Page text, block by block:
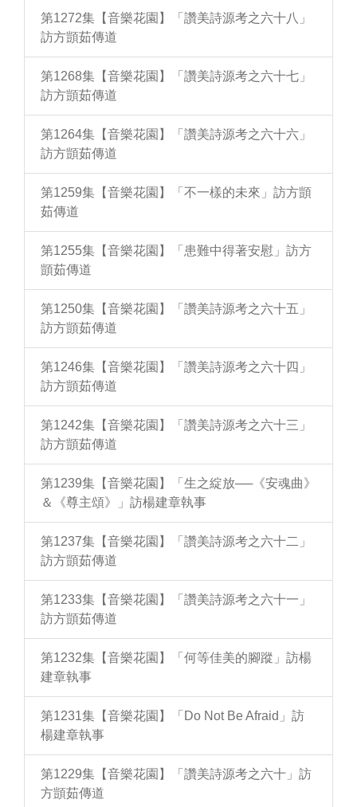
第1272集【音樂花園】「讚美詩源考之六十八」
訪方顗茹傳道
第1268集【音樂花園】「讚美詩源考之六十七」
訪方顗茹傳道
第1264集【音樂花園】「讚美詩源考之六十六」
訪方顗茹傳道
第1259集【音樂花園】「不一樣的未來」訪方顗
茹傳道
第1255集【音樂花園】「患難中得著安慰」訪方
顗茹傳道
第1250集【音樂花園】「讚美詩源考之六十五」
訪方顗茹傳道
第1246集【音樂花園】「讚美詩源考之六十四」
訪方顗茹傳道
第1242集【音樂花園】「讚美詩源考之六十三」
訪方顗茹傳道
第1239集【音樂花園】「生之綻放──《安魂曲》
＆《尊主頌》」訪楊建章執事
第1237集【音樂花園】「讚美詩源考之六十二」
訪方顗茹傳道
第1233集【音樂花園】「讚美詩源考之六十一」
訪方顗茹傳道
第1232集【音樂花園】「何等佳美的腳蹤」訪楊
建章執事
第1231集【音樂花園】「Do Not Be Afraid」訪
楊建章執事
第1229集【音樂花園】「讚美詩源考之六十」訪
方顗茹傳道